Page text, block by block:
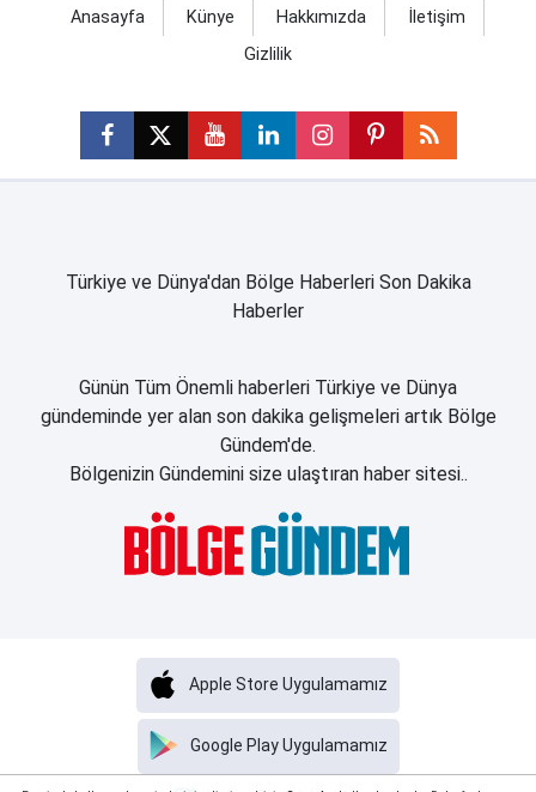
Anasayfa Künye Hakkımızda
İletişim
Gizlilik
Türkiye ve Dünya'dan Bölge Haberleri Son Dakika
Haberler
Günün Tüm Önemli haberleri Türkiye ve Dünya
gündeminde yer alan son dakika gelişmeleri artık Bölge
Gündem'de.
Bölgenizin Gündemini size ulaştıran haber sitesi..
Google Play Uygulamamız
Apple Store Uygulamamız